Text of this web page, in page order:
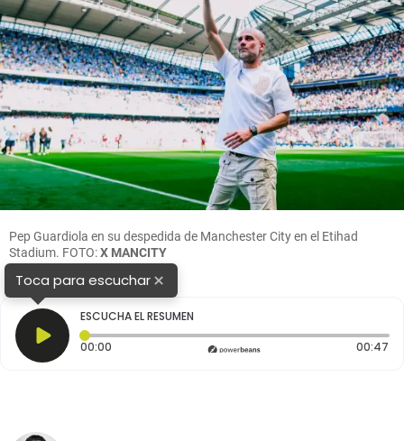
Pep Guardiola en su despedida de Manchester City en el Etihad
Stadium. FOTO:X MANCITY
Toca para escuchar×
ESCUCHA EL RESUMEN
00:00 Tiempo transcurrido: 0 segundos 00:47